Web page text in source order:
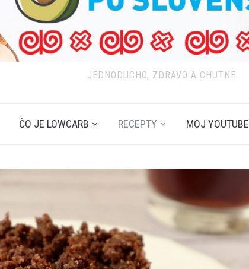
JEDNODUCHO, ZDRAVO A CHUTNE
ČO JE LOWCARB RECEPTY MOJ YOUTUBE